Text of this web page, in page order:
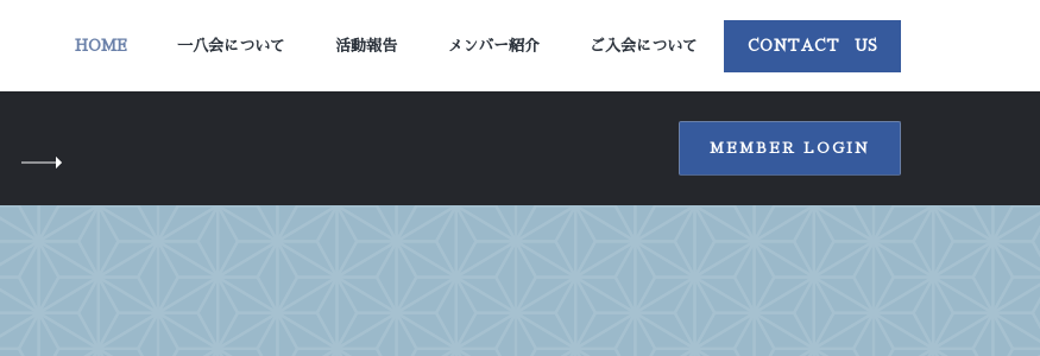
HOME 一八会について 活動報告 メンバー紹介 ご入会について CONTACT US
MEMBER LOGIN